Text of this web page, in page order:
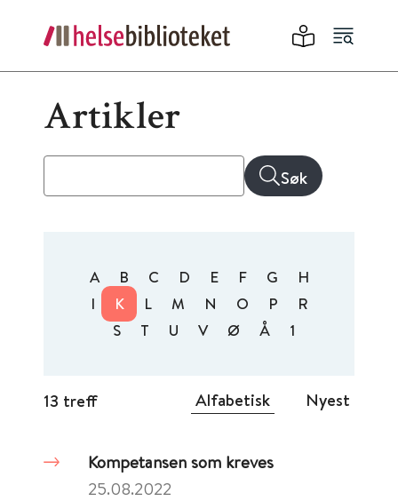
Artikler
Søk
A B C D E F G
H
I
K L M N O P
R
S
T U V Ø Å 1
13 treff Alfabetisk Nyest
Kompetansen som kreves
25.08.2022